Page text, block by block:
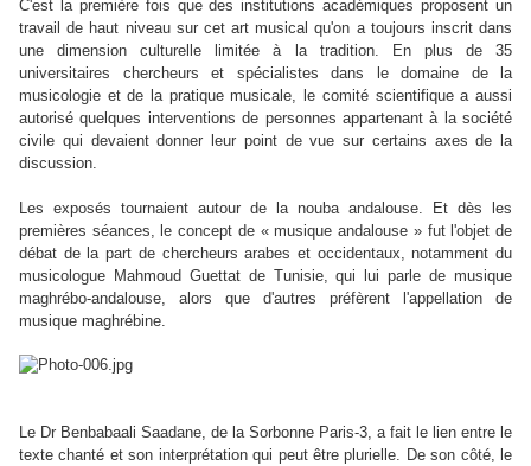
C'est la première fois que des institutions académiques proposent un
travail de haut niveau sur cet art musical qu'on a toujours inscrit dans
une dimension culturelle limitée à la tradition. En plus de 35
universitaires chercheurs et spécialistes dans le domaine de la
musicologie et de la pratique musicale, le comité scientifique a aussi
autorisé quelques interventions de personnes appartenant à la société
civile qui devaient donner leur point de vue sur certains axes de la
discussion.
Les exposés tournaient autour de la nouba andalouse. Et dès les
premières séances, le concept de « musique andalouse » fut l'objet de
débat de la part de chercheurs arabes et occidentaux, notamment du
musicologue Mahmoud Guettat de Tunisie, qui lui parle de musique
maghrébo-andalouse, alors que d'autres préfèrent l'appellation de
musique maghrébine.
Le Dr Benbabaali Saadane, de la Sorbonne Paris-3, a fait le lien entre le
texte chanté et son interprétation qui peut être plurielle. De son côté, le